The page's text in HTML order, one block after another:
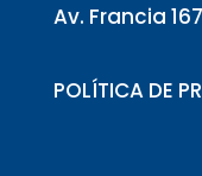
Av. Francia
POLÍTICA DE